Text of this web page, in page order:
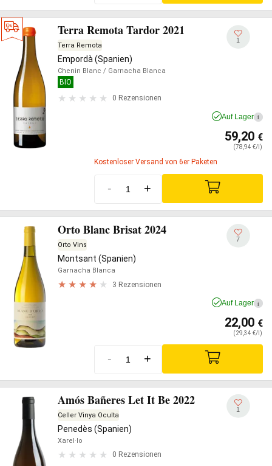
Terra Remota Tardor 2021
Terra Remota
Empordà (Spanien)
Chenin Blanc / Garnacha Blanca
BIO
0 Rezensionen
1
Auf Lager i
59,20 €
(78,94 €/l)
Kostenloser Versand von 6er Paketen
- +
Orto Blanc Brisat 2024
Orto Vins
Montsant (Spanien)
Garnacha Blanca
3 Rezensionen
7
Auf Lager i
22,00 €
(29,34 €/l)
- +
Amós Bañeres Let It Be 2022
Celler Vinya Oculta
Penedès (Spanien)
Xarel·lo
0 Rezensionen
1